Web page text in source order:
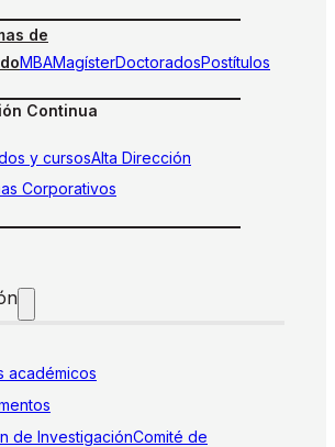
de
MBAMagísterDoctoradosPostítulos
Continua
y cursosAlta Dirección
Corporativos
académicos
de InvestigaciónComité de